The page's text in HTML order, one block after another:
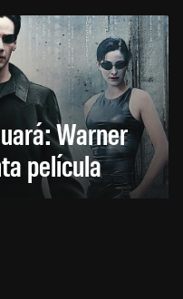
Warner
película